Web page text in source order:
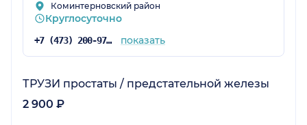
Коминтерновский район
Круглосуточно
+7 (473) 200-97-34 показать
ТРУЗИ простаты / предстательной железы
2 900 ₽